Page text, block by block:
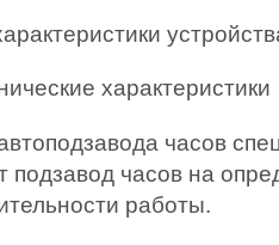
характеристики
часов
подзавод часов на
работы.